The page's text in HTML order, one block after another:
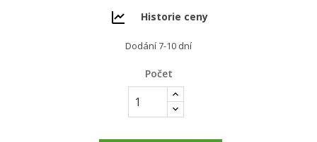
Historie ceny
Dodání 7-10 dní
Počet